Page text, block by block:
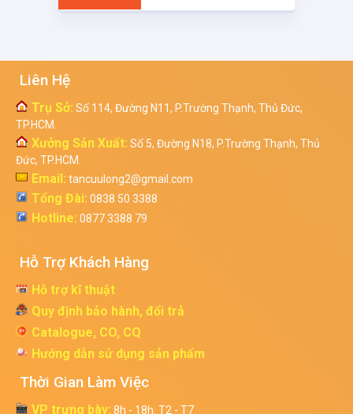
Liên Hệ
Trụ Sở: Số 114, Đường N11, P.Trường Thạnh, Thủ Đức,
TP.HCM.
Xưởng Sản Xuất: Số 5, Đường N18, P.Trường Thạnh, Thủ
Đức, TP.HCM.
Email: tancuulong2@gmail.com
Tổng Đài: 0838 50 3388
Hotline: 0877 3388 79
Hỗ Trợ Khách Hàng
Hỗ trợ kĩ thuật
Quy định bảo hành, đổi trả
Catalogue, CO, CQ
Hướng dẫn sử dụng sản phẩm
Thời Gian Làm Việc
VP trưng bày: 8h - 18h. T2 - T7